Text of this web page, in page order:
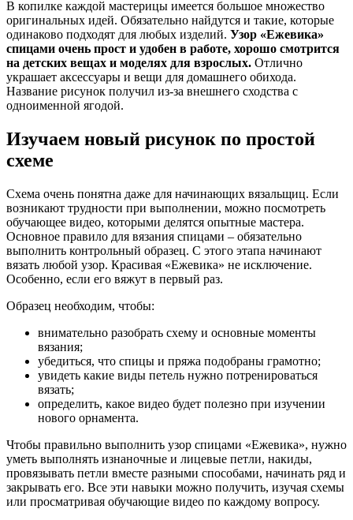
В копилке каждой мастерицы имеется большое множество
оригинальных идей. Обязательно найдутся и такие, которые
одинаково подходят для любых изделий. Узор «Ежевика»
спицами очень прост и удобен в работе, хорошо смотрится
на детских вещах и моделях для взрослых. Отлично
украшает аксессуары и вещи для домашнего обихода.
Название рисунок получил из-за внешнего сходства с
одноименной ягодой.
Изучаем новый рисунок по простой
схеме
Схема очень понятна даже для начинающих вязальщиц. Если
возникают трудности при выполнении, можно посмотреть
обучающее видео, которыми делятся опытные мастера.
Основное правило для вязания спицами – обязательно
выполнить контрольный образец. С этого этапа начинают
вязать любой узор. Красивая «Ежевика» не исключение.
Особенно, если его вяжут в первый раз.
Образец необходим, чтобы:
внимательно разобрать схему и основные моменты
вязания;
убедиться, что спицы и пряжа подобраны грамотно;
увидеть какие виды петель нужно потренироваться
вязать;
определить, какое видео будет полезно при изучении
нового орнамента.
Чтобы правильно выполнить узор спицами «Ежевика», нужно
уметь выполнять изнаночные и лицевые петли, накиды,
провязывать петли вместе разными способами, начинать ряд и
закрывать его. Все эти навыки можно получить, изучая схемы
или просматривая обучающие видео по каждому вопросу.